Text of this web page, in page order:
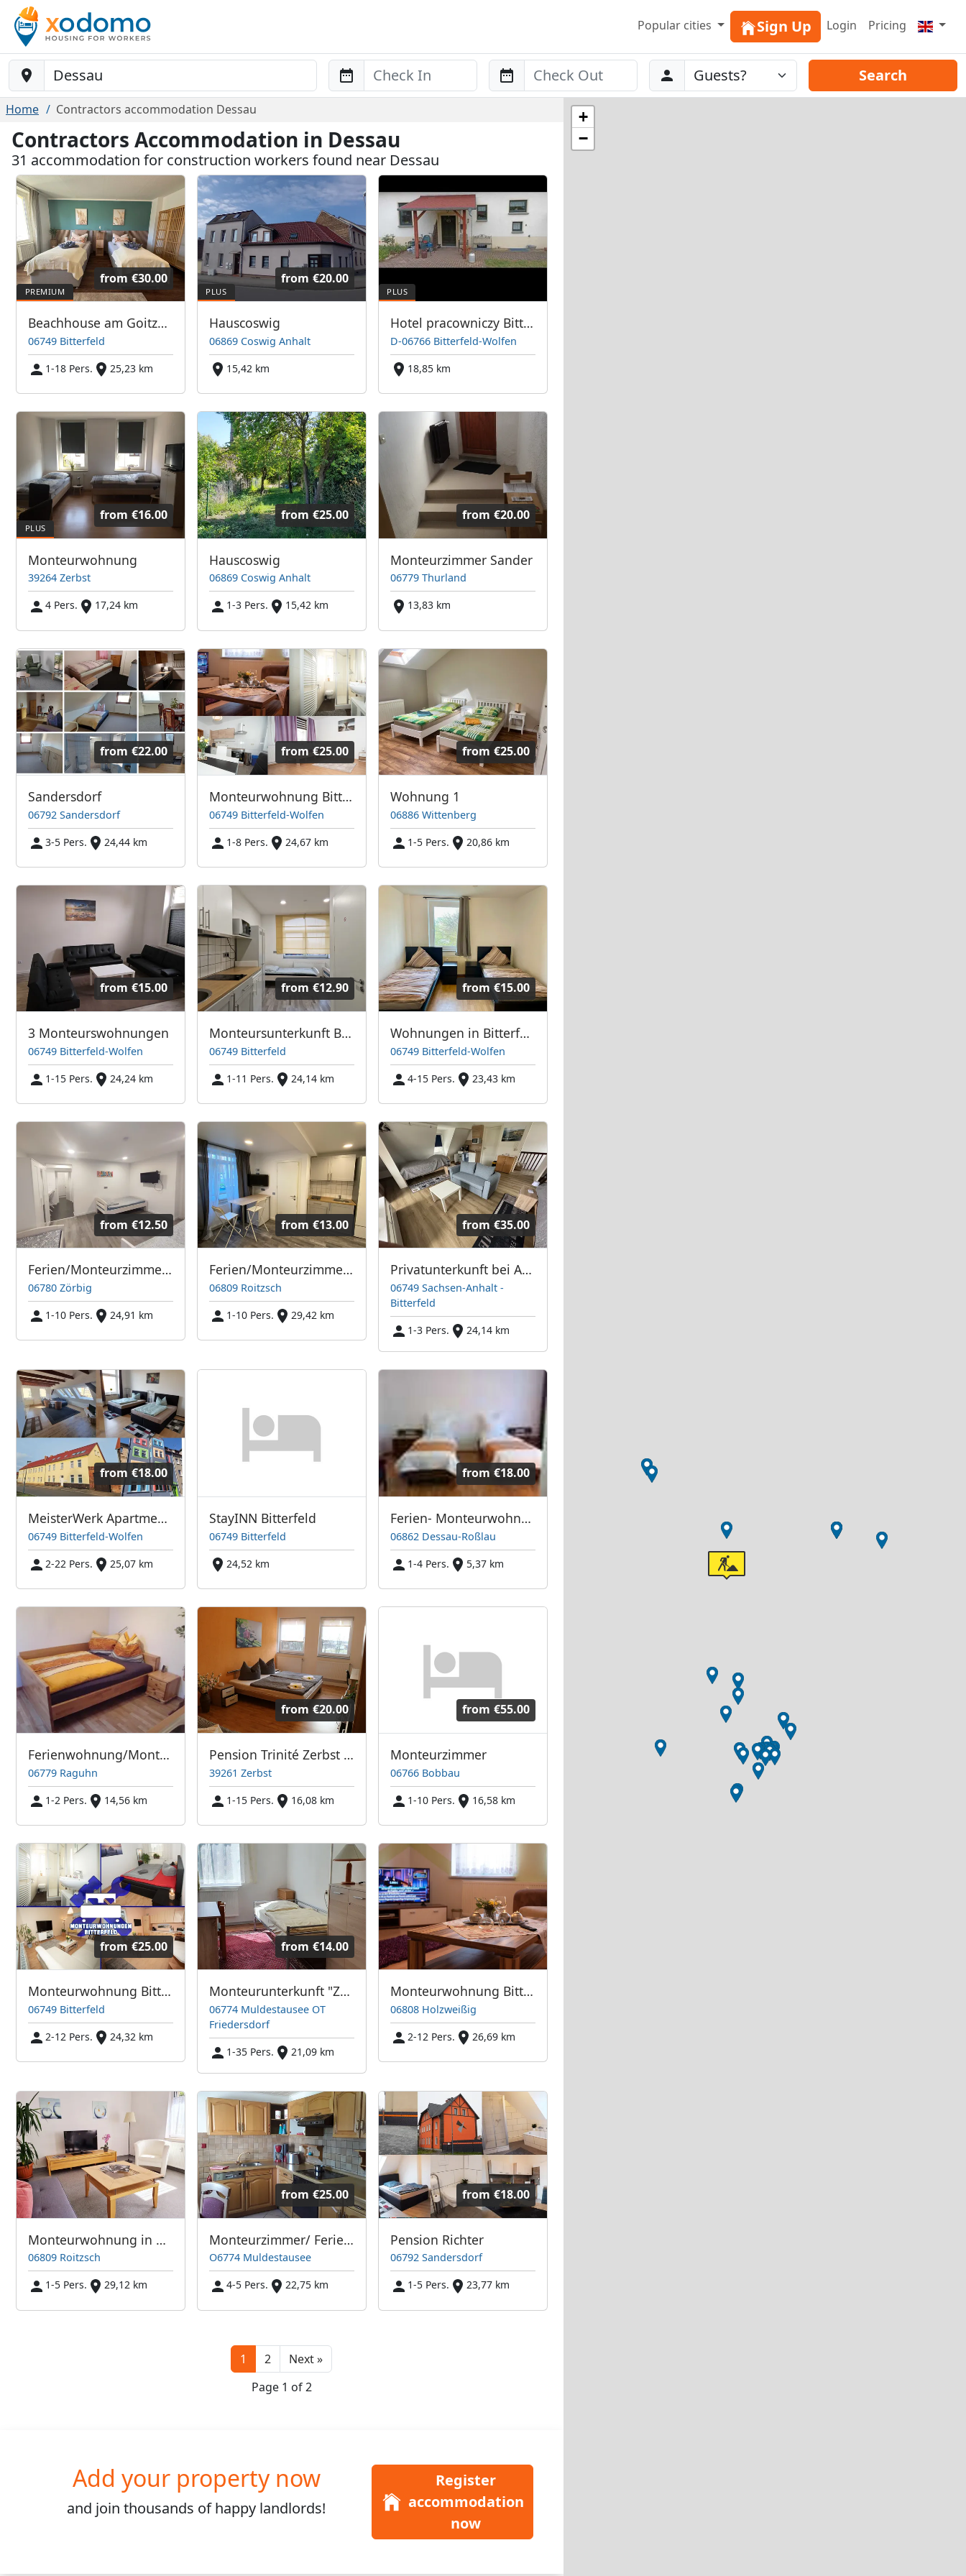
Popular cities Sign Up Login Pricing
Baustelle-Location Anreise Abreise Abreise
Guests Search
Home Contractors accommodation Dessau
Contractors Accommodation in Dessau
31 accommodation for construction workers found near Dessau
from €30.00
Beachhouse am Goitzschesee
06749 Bitterfeld
1-18 Pers.
25,23 km
from €20.00
Hauscoswig
06869 Coswig Anhalt
15,42 km
Hotel pracowniczy Bitterfeld-Wolfen
D-06766 Bitterfeld-Wolfen
18,85 km
from €16.00
Monteurwohnung
39264 Zerbst
4 Pers.
17,24 km
from €25.00
Hauscoswig
06869 Coswig Anhalt
1-3 Pers.
15,42 km
from €20.00
Monteurzimmer Sander
06779 Thurland
13,83 km
from €22.00
Sandersdorf
06792 Sandersdorf
3-5 Pers.
24,44 km
from €25.00
Monteurwohnung Bitterfeld
06749 Bitterfeld-Wolfen
1-8 Pers.
24,67 km
from €25.00
Wohnung 1
06886 Wittenberg
1-5 Pers.
20,86 km
from €15.00
3 Monteurswohnungen
06749 Bitterfeld-Wolfen
1-15 Pers.
24,24 km
from €12.90
Monteursunterkunft Bitterfeld
06749 Bitterfeld
1-11 Pers.
24,14 km
from €15.00
Wohnungen in Bitterfeld
06749 Bitterfeld-Wolfen
4-15 Pers.
23,43 km
from €12.50
Ferien/Monteurzimmer - Zörbig
06780 Zörbig
1-10 Pers.
24,91 km
from €13.00
Ferien/Monteurzimmer Sandersdorf-Brehna -Roitzsch - Delitzsch
06809 Roitzsch
1-10 Pers.
29,42 km
from €35.00
Privatunterkunft bei Andreas
06749 Sachsen-Anhalt -
Bitterfeld
1-3 Pers.
24,14 km
from €18.00
MeisterWerk Apartments
06749 Bitterfeld-Wolfen
2-22 Pers.
25,07 km
StayINN Bitterfeld
06749 Bitterfeld
24,52 km
from €18.00
Ferien- Monteurwohnung bei Thomas
06862 Dessau-Roßlau
1-4 Pers.
5,37 km
Ferienwohnung/Monteurzimmer
06779 Raguhn
1-2 Pers.
14,56 km
from €20.00
Pension Trinité Zerbst - Monteurwohnungen
39261 Zerbst
1-15 Pers.
16,08 km
from €55.00
Monteurzimmer
06766 Bobbau
1-10 Pers.
16,58 km
from €25.00
Monteurwohnung Bitterfeld (nähe Chemiepark Bitterfeld)
06749 Bitterfeld
2-12 Pers.
24,32 km
from €14.00
Monteurunterkunft "Zum Erdbeergrund"
06774 Muldestausee OT
Friedersdorf
1-35 Pers.
21,09 km
Monteurwohnung Bitterfeld (nähe Chemiepark Bitterfeld)
06808 Holzweißig
2-12 Pers.
26,69 km
Monteurwohnung in Roitzsch, Nähe Bitterfeld Leipzig Halle
06809 Roitzsch
1-5 Pers.
29,12 km
from €25.00
Monteurzimmer/ Ferienzimmer/ Gästezimmer
O6774 Muldestausee
4-5 Pers.
22,75 km
from €18.00
Pension Richter
06792 Sandersdorf
1-5 Pers.
23,77 km
1 2 Next »Next
Page 1 of 2
Add your property now
and jointhousands of happy landlords!
Register
accommodation
now
+
−